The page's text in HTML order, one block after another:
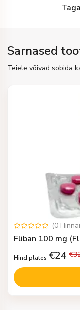
Sarnased
Teiele võivad sobida
(0
Fliban 100 mg
Hind plates €24 €